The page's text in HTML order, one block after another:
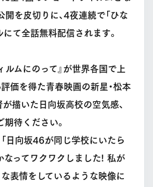
を皮切りに、4夜連続で「ひな
て全話無料配信されます。
ルムにのって』が世界各国で上
価を得た青春映画の新星・松本
描いた日向坂高校の空気感、
待ください。
日向坂46が同じ学校にいたら
なってワクワクしました! 私が
表情をしているような映像に